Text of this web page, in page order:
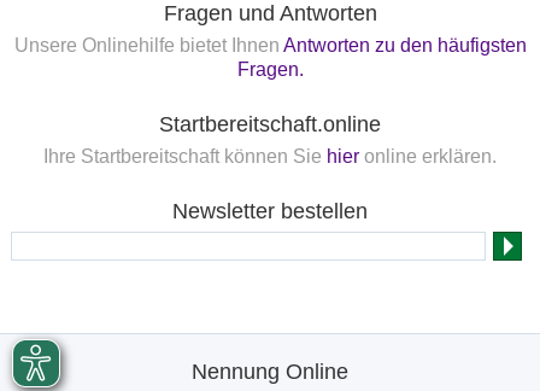
Fragen und Antworten
Unsere Onlinehilfe bietet Ihnen Antworten zu den häufigsten
Fragen.
Startbereitschaft.online
Ihre Startbereitschaft können Sie hier online erklären.
Newsletter bestellen
Nennung Online